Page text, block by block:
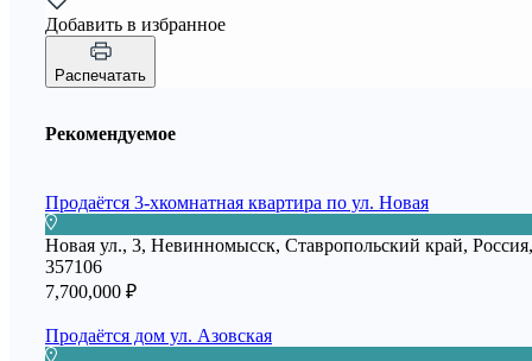
Добавить в избранное
Распечатать
Рекомендуемое
Продаётся 3-хкомнатная квартира по ул. Новая
Новая ул., 3, Невинномысск, Ставропольский край, Россия,
357106
7,700,000 ₽
Продаётся дом ул. Азовская